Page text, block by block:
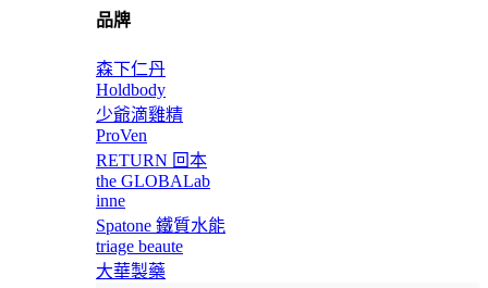
品牌
森下仁丹
Holdbody
少爺滴雞精
ProVen
RETURN 回本
the GLOBALab
inne
Spatone 鐵質水能
triage beaute
大華製藥